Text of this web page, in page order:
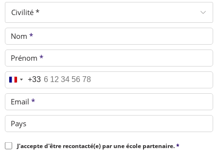
Civilité *
Nom *
Prénom *
Téléphone *
+33
Email *
Pays
J'accepte d'être recontacté(e) par une école partenaire.*